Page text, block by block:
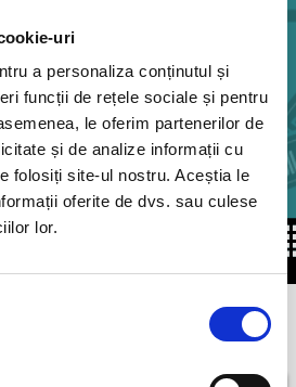
uri
a personaliza conținutul și
funcții de rețele sociale și pentru
le oferim partenerilor de
și de analize informații cu
folosiți site-ul nostru. Aceștia le
oferite de dvs. sau culese
lor.
Sport
Comica pentru Copii
la Sala Radio
Nationala Romana Cluj
Teatrul Godot